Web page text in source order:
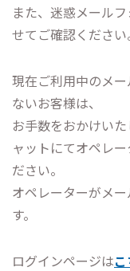
また、迷惑メール
せてご確認ください
現在ご利用中のメ
ないお客様は、
お手数をおかけい
ャットにてオペレ
ださい。
オペレーターがメ
す。
ログインページは